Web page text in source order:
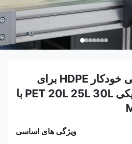
دستگاه قالب دهی خودکار HDPE برای
بطری های پلاستیکی PET 20L 25L 30L با
ویژگی های اساسی